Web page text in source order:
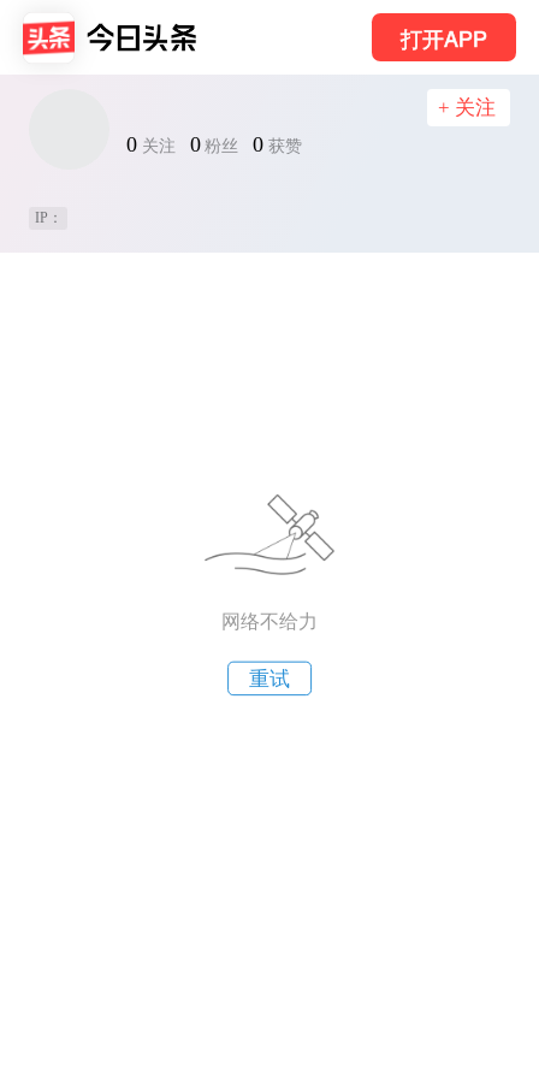
打开APP
0 关注 0 粉丝 0 获赞
+ 关注
IP：
网络不给力
重试